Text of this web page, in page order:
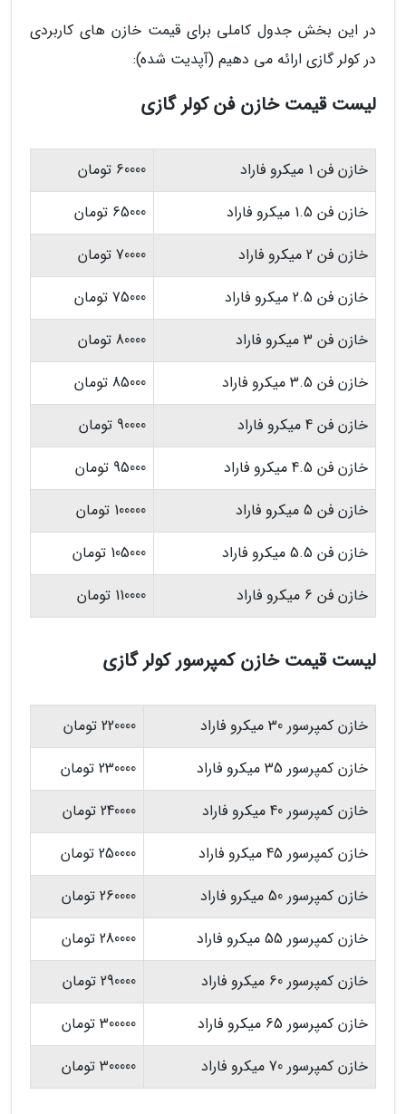
در این بخش جدول کاملی برای قیمت خازن های کاربردی
در کولر گازی ارائه می دهیم (آپدیت شده):
لیست قیمت خازن فن کولر گازی
خازن فن 1 میکرو فاراد
60000 تومان
خازن فن 1.5 میکرو فاراد
65000 تومان
خازن فن 2 میکرو فاراد
70000 تومان
خازن فن 2.5 میکرو فاراد
75000 تومان
خازن فن 3 میکرو فاراد
80000 تومان
خازن فن 3.5 میکرو فاراد
85000 تومان
خازن فن 4 میکرو فاراد
90000 تومان
خازن فن 4.5 میکرو فاراد
95000 تومان
خازن فن 5 میکرو فاراد
100000 تومان
خازن فن 5.5 میکرو فاراد
105000 تومان
خازن فن 6 میکرو فاراد
110000 تومان
لیست قیمت خازن کمپرسور کولر گازی
خازن کمپرسور 30 میکرو فاراد
220000 تومان
خازن کمپرسور 35 میکرو فاراد
230000 تومان
خازن کمپرسور 40 میکرو فاراد
240000 تومان
خازن کمپرسور 45 میکرو فاراد
250000 تومان
خازن کمپرسور 50 میکرو فاراد
260000 تومان
خازن کمپرسور 55 میکرو فاراد
280000 تومان
خازن کمپرسور 60 میکرو فاراد
290000 تومان
خازن کمپرسور 65 میکرو فاراد
300000 تومان
خازن کمپرسور 70 میکرو فاراد
300000 تومان